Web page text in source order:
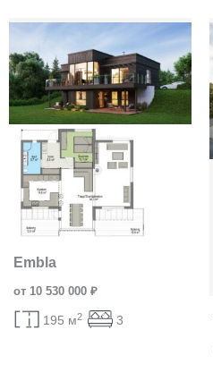
Embla
от 10 530 000 ₽
195 м2 3